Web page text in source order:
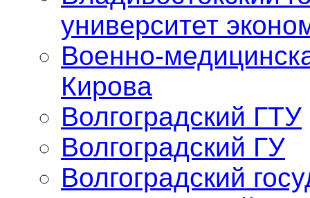
университет
Военно-
Кирова
Волгоградский ГТУ
Волгоградский ГУ
Волгоградский